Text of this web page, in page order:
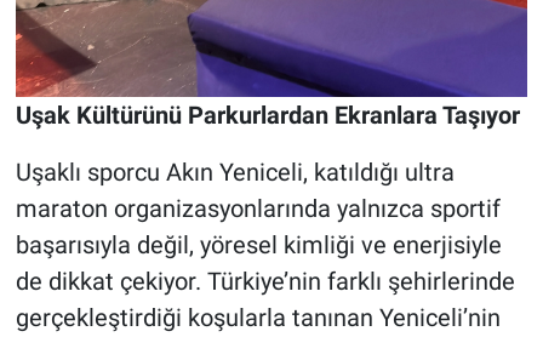
Uşak Kültürünü Parkurlardan Ekranlara Taşıyor
Uşaklı sporcu Akın Yeniceli, katıldığı ultra
maraton organizasyonlarında yalnızca sportif
başarısıyla değil, yöresel kimliği ve enerjisiyle
de dikkat çekiyor. Türkiye’nin farklı şehirlerinde
gerçekleştirdiği koşularla tanınan Yeniceli’nin